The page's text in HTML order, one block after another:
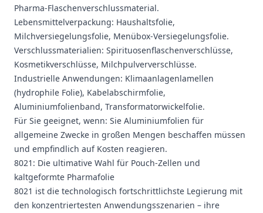
Pharma-Flaschenverschlussmaterial.
Lebensmittelverpackung: Haushaltsfolie,
Milchversiegelungsfolie, Menübox-Versiegelungsfolie.
Verschlussmaterialien: Spirituosenflaschenverschlüsse,
Kosmetikverschlüsse, Milchpulververschlüsse.
Industrielle Anwendungen: Klimaanlagenlamellen
(hydrophile Folie), Kabelabschirmfolie,
Aluminiumfolienband, Transformatorwickelfolie.
Für Sie geeignet, wenn: Sie Aluminiumfolien für
allgemeine Zwecke in großen Mengen beschaffen müssen
und empfindlich auf Kosten reagieren.
8021: Die ultimative Wahl für Pouch-Zellen und
kaltgeformte Pharmafolie
8021 ist die technologisch fortschrittlichste Legierung mit
den konzentriertesten Anwendungsszenarien – ihre